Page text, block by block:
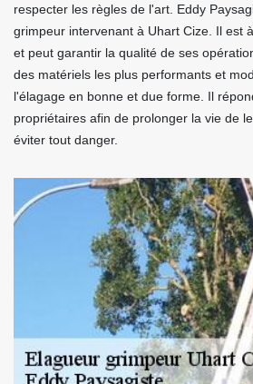
respecter les règles de l'art. Eddy
grimpeur intervenant à Uhart Cize. Il est
et peut garantir la qualité de ses
des matériels les plus performants et
l'élagage en bonne et due forme. Il
propriétaires afin de prolonger la vie de
éviter tout danger.